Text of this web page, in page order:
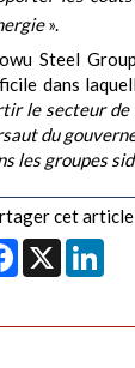
».
Steel
dans
le secteur de
du
les groupes
cet article
Facebook
X